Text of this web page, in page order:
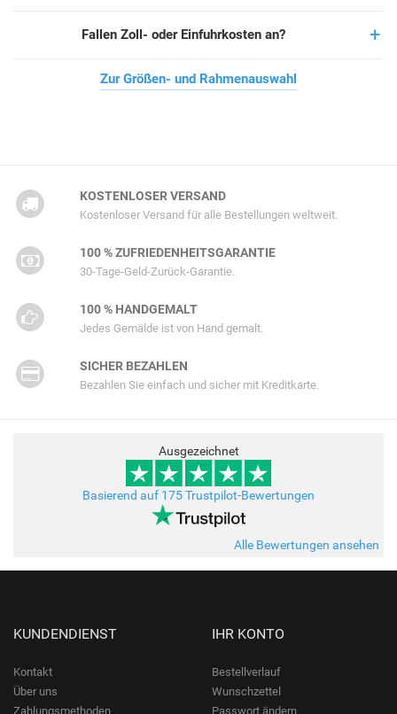
Fallen Zoll- oder Einfuhrkosten an?
Zur Größen- und Rahmenauswahl
KOSTENLOSER VERSAND
Kostenloser Versand für alle Bestellungen weltweit.
100 % ZUFRIEDENHEITSGARANTIE
30-Tage-Geld-Zurück-Garantie.
100 % HANDGEMALT
Jedes Gemälde ist von Hand gemalt.
SICHER BEZAHLEN
Bezahlen Sie einfach und sicher mit Kreditkarte.
Ausgezeichnet
Basierend auf 175 Trustpilot-Bewertungen
Alle Bewertungen ansehen
KUNDENDIENST
Kontakt
Über uns
Zahlungsmethoden
IHR KONTO
Bestellverlauf
Wunschzettel
Passwort ändern